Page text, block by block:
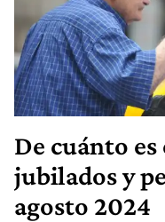
De cuánto
jubilados y
agosto 2024